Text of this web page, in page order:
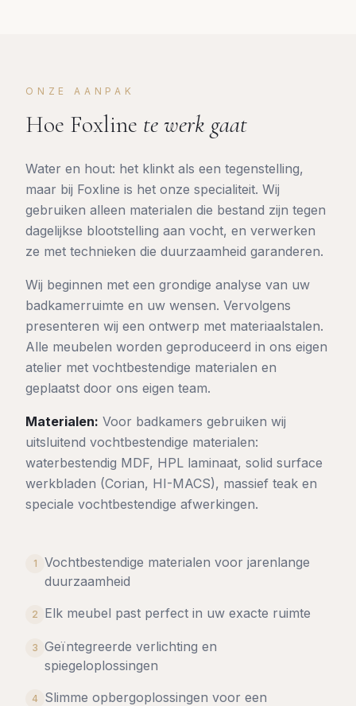
ONZE AANPAK
Hoe Foxline te werk gaat
Water en hout: het klinkt als een tegenstelling,
maar bij Foxline is het onze specialiteit. Wij
gebruiken alleen materialen die bestand zijn tegen
dagelijkse blootstelling aan vocht, en verwerken
ze met technieken die duurzaamheid garanderen.
Wij beginnen met een grondige analyse van uw
badkamerruimte en uw wensen. Vervolgens
presenteren wij een ontwerp met materiaalstalen.
Alle meubelen worden geproduceerd in ons eigen
atelier met vochtbestendige materialen en
geplaatst door ons eigen team.
Materialen: Voor badkamers gebruiken wij
uitsluitend vochtbestendige materialen:
waterbestendig MDF, HPL laminaat, solid surface
werkbladen (Corian, HI-MACS), massief teak en
speciale vochtbestendige afwerkingen.
1
Vochtbestendige materialen voor jarenlange
duurzaamheid
2 Elk meubel past perfect in uw exacte ruimte
3 Geïntegreerde verlichting en
spiegeloplossingen
4
Slimme opbergoplossingen voor een